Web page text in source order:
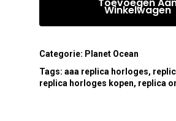
Toevoegen
Winkelwagen
Categorie: Planet Ocean
Tags: aaa replica horloges,
replica horloges kopen, replica